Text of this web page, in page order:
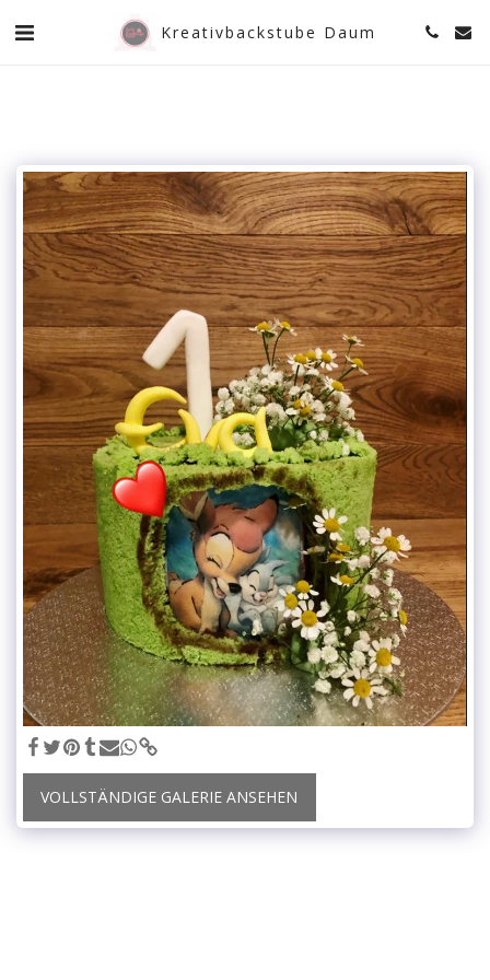
Kreativbackstube Daum
VOLLSTÄNDIGE GALERIE ANSEHEN